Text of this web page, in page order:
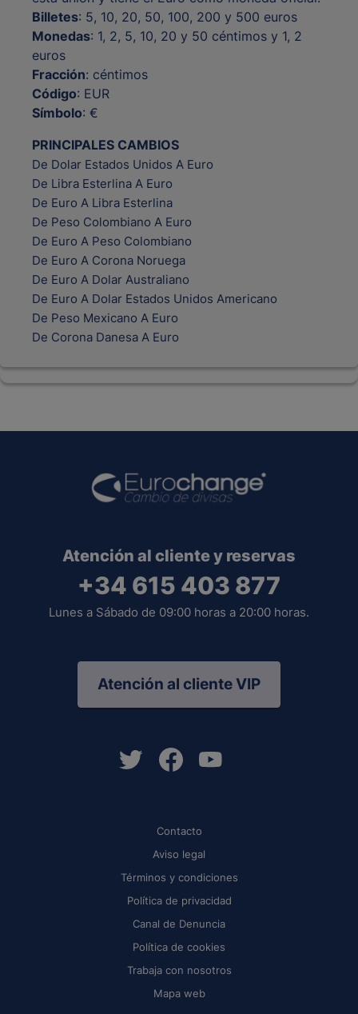
Billetes: 5, 10, 20, 50, 100, 200 y 500 euros
Monedas: 1, 2, 5, 10, 20 y 50 céntimos y 1, 2
euros
Fracción: céntimos
Código: EUR
Símbolo: €
PRINCIPALES CAMBIOS
De Dolar Estados Unidos A Euro
De Libra Esterlina A Euro
De Euro A Libra Esterlina
De Peso Colombiano A Euro
De Euro A Peso Colombiano
De Euro A Corona Noruega
De Euro A Dolar Australiano
De Euro A Dolar Estados Unidos Americano
De Peso Mexicano A Euro
De Corona Danesa A Euro
Atención al cliente y reservas
+34 615 403 877
Lunes a Sábado de 09:00 horas a 20:00 horas.
Atención al cliente VIP
Contacto
Aviso legal
Términos y condiciones
Política de privacidad
Canal de Denuncia
Política de cookies
Trabaja con nosotros
Mapa web